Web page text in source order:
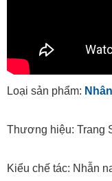
Loại sản phẩm:
Thương hiệu: Trang
Kiểu chế tác: Nhẫn